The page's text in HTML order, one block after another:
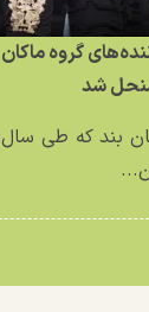
گروه
شد
بند که طی